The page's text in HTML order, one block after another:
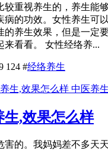
较重视养生的，养生能
病的功效。女性养生可
的养生效果，但是一定
来看看。 女性经络养...
124 #经络养生
中医养生
,效果怎么样
害的。我妈妈差不多天